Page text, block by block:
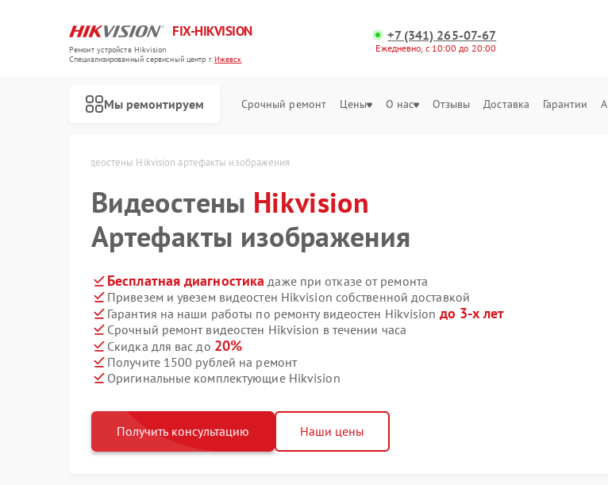
FIX-HIKVISION
Ремонт устройств Hikvision
Специализированный cервисный центр г.Ижевск
+7 (341) 265-07-67
Ежедневно, с 10:00 до 20:00
Мы ремонтируем Срочный ремонт Цены О нас Отзывы Доставка Гарантии
Видеостены Hikvision артефакты изображения
Видеостены Hikvision
Артефакты изображения
Бесплатная диагностика даже при отказе от ремонта
Привезем и увезем видеостен Hikvision собственной доставкой
Гарантия на наши работы по ремонту видеостен Hikvision до 3-х лет
Срочный ремонт видеостен Hikvision в течении часа
Скидка для вас до 20%
Получите 1500 рублей на ремонт
Оригинальные комплектующие Hikvision
Получить консультацию Наши цены